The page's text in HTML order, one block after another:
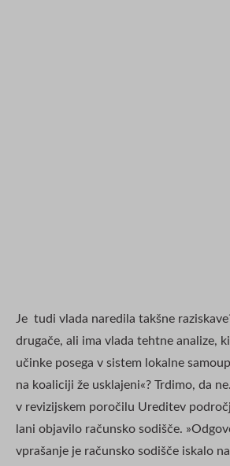
Je tudi vlada naredila takšne
drugače, ali ima vlada tehtne analize,
učinke posega v sistem lokalne
na koaliciji že usklajeni«? Trdimo, da
v revizijskem poročilu Ureditev
lani objavilo računsko sodišče.
vprašanje je računsko sodišče iskalo